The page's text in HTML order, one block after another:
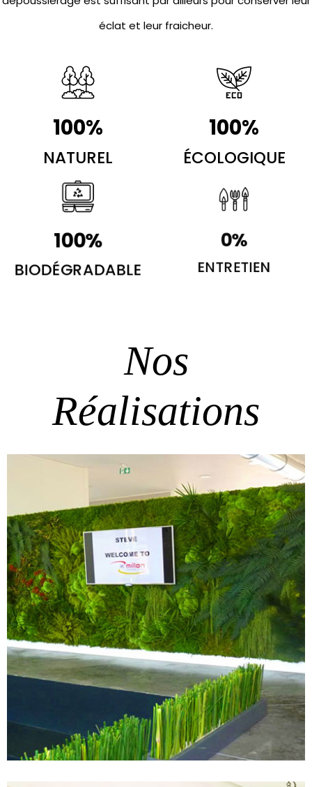
éclat et leur fraicheur.
NATUREL
100%
ÉCOLOGIQUE
100%
BIODÉGRADABLE
100%
ENTRETIEN
0%
Nos
Réalisations